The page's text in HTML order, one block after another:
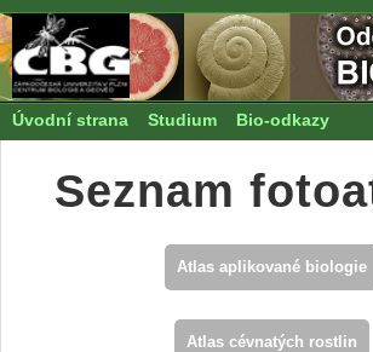
Úvodní strana Studium Bio-odkazy
Seznam
Atlas aplikované biologie
Atlas cévnatých rostlin